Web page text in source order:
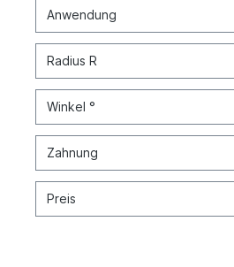
Anwendung
Radius R
Winkel °
Zahnung
Preis